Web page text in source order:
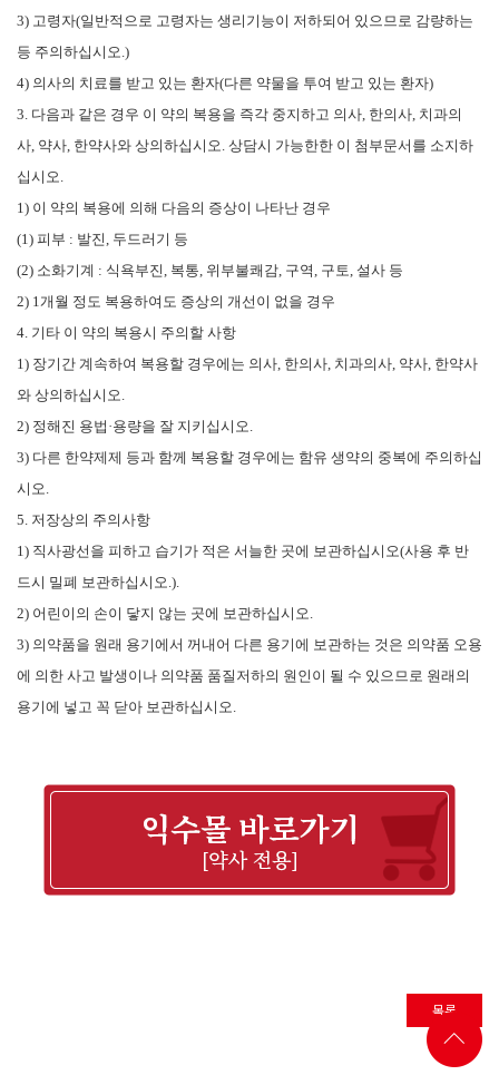
3) 고령자(일반적으로 고령자는 생리기능이 저하되어 있으므로 감량하는
등 주의하십시오.)
4) 의사의 치료를 받고 있는 환자(다른 약물을 투여 받고 있는 환자)
3. 다음과 같은 경우 이 약의 복용을 즉각 중지하고 의사, 한의사, 치과의
사, 약사, 한약사와 상의하십시오. 상담시 가능한한 이 첨부문서를 소지하
십시오.
1) 이 약의 복용에 의해 다음의 증상이 나타난 경우
(1) 피부 : 발진, 두드러기 등
(2) 소화기계 : 식욕부진, 복통, 위부불쾌감, 구역, 구토, 설사 등
2) 1개월 정도 복용하여도 증상의 개선이 없을 경우
4. 기타 이 약의 복용시 주의할 사항
1) 장기간 계속하여 복용할 경우에는 의사, 한의사, 치과의사, 약사, 한약사
와 상의하십시오.
2) 정해진 용법 ·용량을 잘 지키십시오.
3) 다른 한약제제 등과 함께 복용할 경우에는 함유 생약의 중복에 주의하십
시오.
5. 저장상의 주의사항
1) 직사광선을 피하고 습기가 적은 서늘한 곳에 보관하십시오(사용 후 반
드시 밀폐 보관하십시오.).
2) 어린이의 손이 닿지 않는 곳에 보관하십시오.
3) 의약품을 원래 용기에서 꺼내어 다른 용기에 보관하는 것은 의약품 오용
에 의한 사고 발생이나 의약품 품질저하의 원인이 될 수 있으므로 원래의
용기에 넣고 꼭 닫아 보관하십시오.
목록